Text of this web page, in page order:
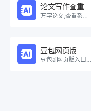
论文写作查重
万字论文,查重系统，Ai一键生成原创论文，权威查重系统，论文生成，论文写作，论文查重，论文致谢，论文。
豆包网页版
豆包ai网页版入口在线使用。